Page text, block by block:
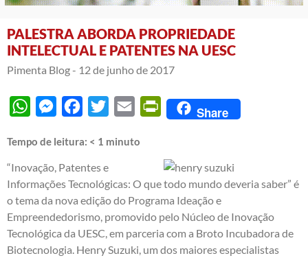
PALESTRA ABORDA PROPRIEDADE
INTELECTUAL E PATENTES NA UESC
Pimenta Blog - 12 de junho de 2017
WhatsAppMessengerFacebook
Twitter Email PrintFriendly
Share
Tempo de leitura: < 1 minuto
“Inovação, Patentes e
Informações Tecnológicas: O que todo mundo deveria saber” é
o tema da nova edição do Programa Ideação e
Empreendedorismo, promovido pelo Núcleo de Inovação
Tecnológica da UESC, em parceria com a Broto Incubadora de
Biotecnologia. Henry Suzuki, um dos maiores especialistas